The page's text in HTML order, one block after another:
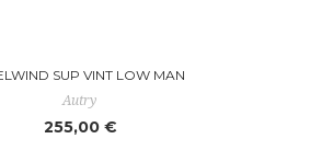
SUP VINT LOW MAN
Autry
255,00 €